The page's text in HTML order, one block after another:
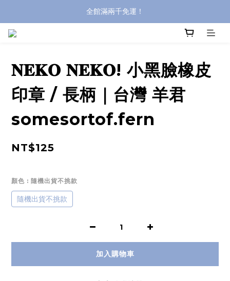
全館滿兩千免運！
登入購買，立即接收出貨通知
𝐍𝐄𝐊𝐎 𝐍𝐄𝐊𝐎! 小黑臉橡皮
印章 / 長柄｜台灣 羊君
somesortof.fern
NT$125
顏色 : 隨機出貨不挑款
隨機出貨不挑款
加入購物車